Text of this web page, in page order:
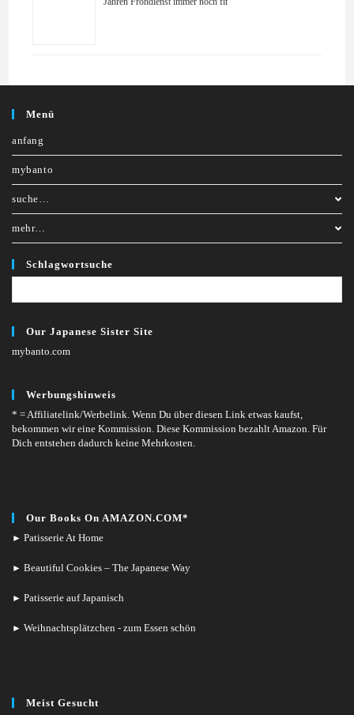
Menü
anfang
mybanto
suche…
mehr…
Schlagwortsuche
Our Japanese Sister Site
mybanto.com
Werbungshinweis
* = Affiliatelink/Werbelink. Wenn Du über diesen Link etwas kaufst,
bekommen wir eine Kommission. Diese Kommission bezahlt Amazon. Für
Dich entstehen dadurch keine Mehrkosten.
Our Books On AMAZON.COM*
► Patisserie At Home
► Beautiful Cookies – The Japanese Way
► Patisserie auf Japanisch
► Weihnachtsplätzchen - zum Essen schön
Meist Gesucht